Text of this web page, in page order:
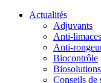
Actualités
Adjuvants
Anti-limaces
Anti-
Biocontrôle
Biosolutions
Conseils de